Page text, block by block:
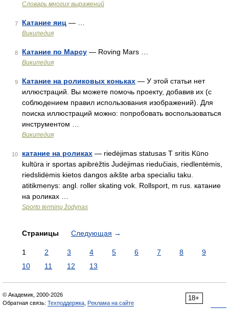
Словарь многих выражений
7 Катание яиц — …
Википедия
8 Катание по Марсу — Roving Mars …
Википедия
9 Катание на роликовых коньках — У этой статьи нет
иллюстраций. Вы можете помочь проекту, добавив их (с
соблюдением правил использования изображений). Для
поиска иллюстраций можно: попробовать воспользоваться
инструментом …
Википедия
10 катание на роликаx — riedėjimas statusas T sritis Kūno
kultūra ir sportas apibrėžtis Judėjimas riedučiais, riedlentėmis,
riedslidėmis kietos dangos aikšte arba specialiu taku.
atitikmenys: angl. roller skating vok. Rollsport, m rus. катание
на роликаx …
Sporto terminų žodynas
Страницы Следующая →
1 2 3 4 5 6 7 8
9
10
11 12 13
18+
© Академик, 2000-2026
Обратная связь: Техподдержка Реклама на сайте